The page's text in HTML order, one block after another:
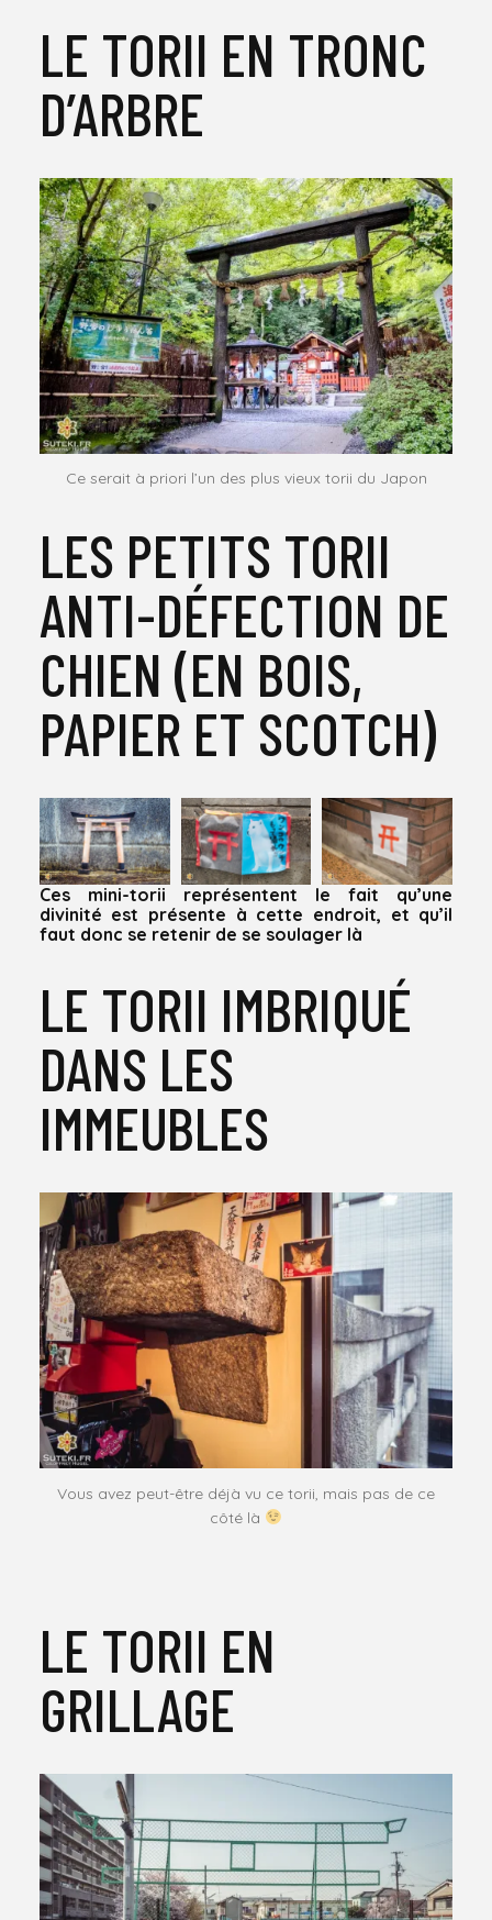
LE TORII EN TRONC
D’ARBRE
Ce serait à priori l’un des plus vieux torii du Japon
LES PETITS TORII
ANTI-DÉFECTION DE
CHIEN (EN BOIS,
PAPIER ET SCOTCH)
Ces mini-torii représentent le fait qu’une
divinité est présente à cette endroit, et qu’il
faut donc se retenir de se soulager là
LE TORII IMBRIQUÉ
DANS LES
IMMEUBLES
Vous avez peut-être déjà vu ce torii, mais pas de ce
côté là
LE TORII EN
GRILLAGE